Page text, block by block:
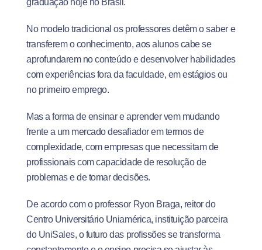
graduação hoje no Brasil.
No modelo tradicional os professores detêm o saber e
transferem o conhecimento, aos alunos cabe se
aprofundarem no conteúdo e desenvolver habilidades
com experiências fora da faculdade, em estágios ou
no primeiro emprego.
Mas a forma de ensinar e aprender vem mudando
frente a um mercado desafiador em termos de
complexidade, com empresas que necessitam de
profissionais com capacidade de resolução de
problemas e de tomar decisões.
De acordo com o professor Ryon Braga, reitor do
Centro Universitário Uniamérica, instituição parceira
do UniSales, o futuro das profissões se transforma